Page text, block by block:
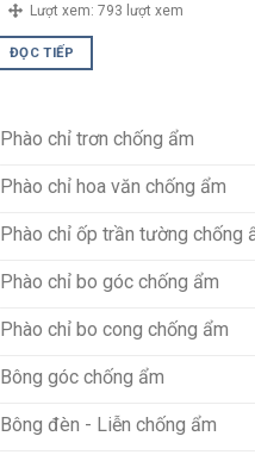
Lượt xem:793 lượt xem
ĐỌC TIẾP
Phào chỉ trơn chống ẩm
Phào chỉ hoa văn chống ẩm
Phào chỉ ốp trần tường chống
Phào chỉ bo góc chống ẩm
Phào chỉ bo cong chống ẩm
Bông góc chống ẩm
Bông đèn - Liễn chống ẩm